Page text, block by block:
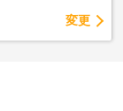
変更